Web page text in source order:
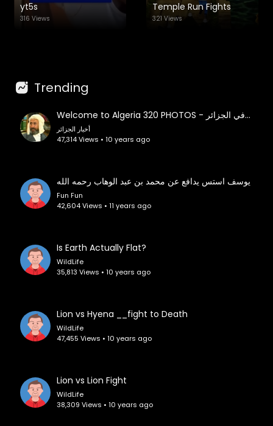
yt5s
316 Views
Temple Run Fights
321 Views
Trending
Welcome to Algeria 320 PHOTOS - مناطق جميلة في الجزائر
أخبار الجزائر
47,314 Views • 10 years ago
يوسف استس يدافع عن محمد بن عبد الوهاب رحمه الله
Fun Fun
42,604 Views • 11 years ago
Is Earth Actually Flat?
WildLife
35,813 Views • 10 years ago
Lion vs Hyena __fight to Death
WildLife
47,455 Views • 10 years ago
Lion vs Lion Fight
WildLife
38,309 Views • 10 years ago